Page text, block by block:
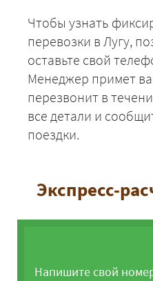
Чтобы узнать
перевозки в Лугу,
оставьте свой
Менеджер примет
перезвонит в
все детали и
поездки.
Экспресс-
Напишите свой